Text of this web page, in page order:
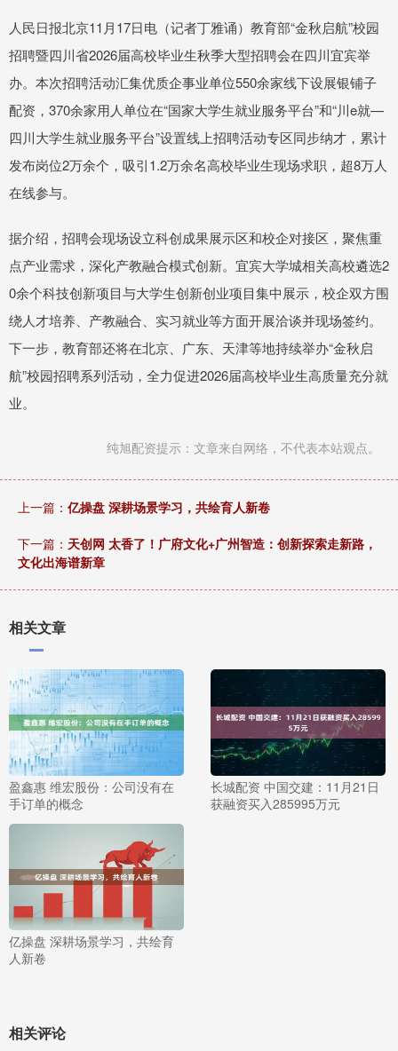
人民日报北京11月17日电（记者丁雅诵）教育部“金秋启航”校园
招聘暨四川省2026届高校毕业生秋季大型招聘会在四川宜宾举
办。本次招聘活动汇集优质企事业单位550余家线下设展银铺子
配资，370余家用人单位在“国家大学生就业服务平台”和“川e就—
四川大学生就业服务平台”设置线上招聘活动专区同步纳才，累计
发布岗位2万余个，吸引1.2万余名高校毕业生现场求职，超8万人
在线参与。
据介绍，招聘会现场设立科创成果展示区和校企对接区，聚焦重
点产业需求，深化产教融合模式创新。宜宾大学城相关高校遴选2
0余个科技创新项目与大学生创新创业项目集中展示，校企双方围
绕人才培养、产教融合、实习就业等方面开展洽谈并现场签约。
下一步，教育部还将在北京、广东、天津等地持续举办“金秋启
航”校园招聘系列活动，全力促进2026届高校毕业生高质量充分就
业。
纯旭配资提示：文章来自网络，不代表本站观点。
上一篇： 亿操盘 深耕场景学习，共绘育人新卷
下一篇： 天创网 太香了！广府文化+广州智造：创新探索走新路，
文化出海谱新章
相关文章
盈鑫惠 维宏股份：公司没有在
手订单的概念
长城配资 中国交建：11月21日
获融资买入285995万元
亿操盘 深耕场景学习，共绘育
人新卷
相关评论